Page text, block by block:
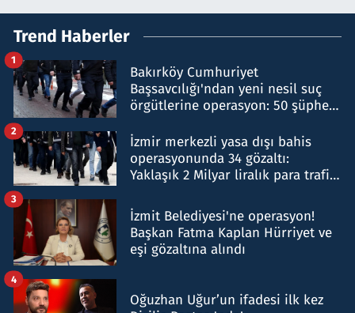
Trend Haberler
Bakırköy Cumhuriyet
Başsavcılığı'ndan yeni nesil suç
örgütlerine operasyon: 50 şüpheli
1
İzmir merkezli yasa dışı bahis
operasyonunda 34 gözaltı:
Yaklaşık 2 Milyar liralık para trafiği
2
İzmit Belediyesi'ne operasyon!
Başkan Fatma Kaplan Hürriyet ve
eşi gözaltına alındı
3
Oğuzhan Uğur’un ifadesi ilk kez
4